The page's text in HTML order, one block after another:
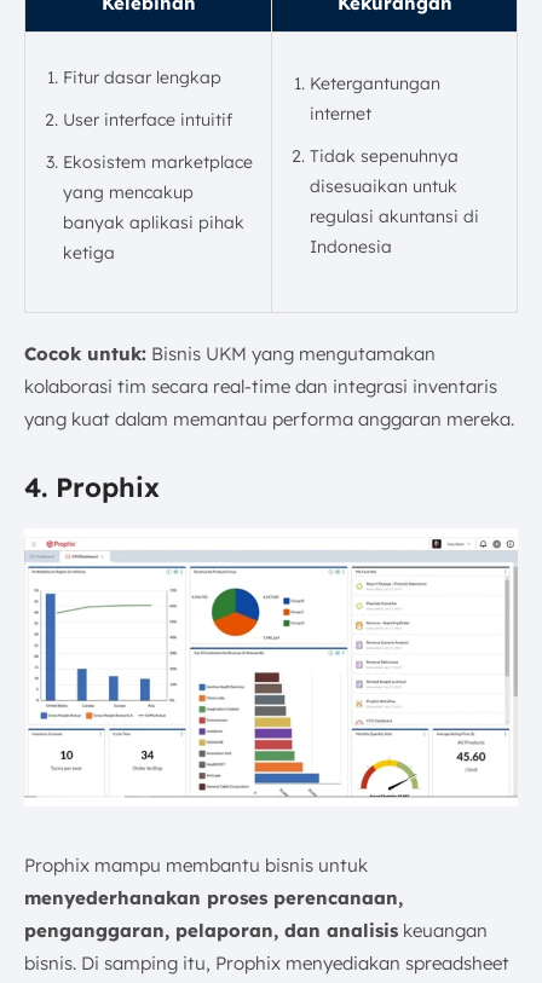
Fitur dasar lengkap
User interface intuitif
Ekosistem marketplace
yang mencakup
banyak aplikasi pihak
ketiga
Ketergantungan
internet
Tidak sepenuhnya
disesuaikan untuk
regulasi akuntansi di
Indonesia
Cocok untuk: Bisnis UKM yang mengutamakan
kolaborasi tim secara real-time dan integrasi inventaris
yang kuat dalam memantau performa anggaran mereka.
4. Prophix
Prophix mampu membantu bisnis untuk
menyederhanakan proses perencanaan,
penganggaran, pelaporan, dan analisis keuangan
bisnis. Di samping itu, Prophix menyediakan spreadsheet